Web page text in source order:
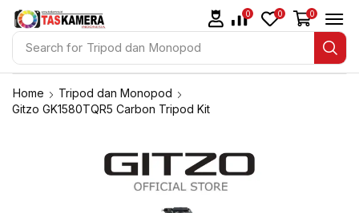
Search for Tripod dan Monopod
0 0 0
Home
Tripod dan Monopod
Gitzo GK1580TQR5 Carbon Tripod Kit